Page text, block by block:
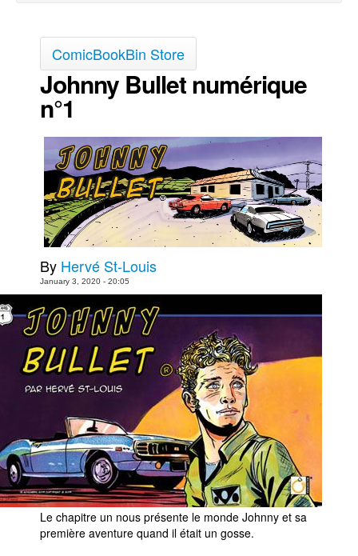
ComicBookBin Store
Johnny Bullet numérique
n°1
By Hervé St-Louis
January 3, 2020 - 20:05
Le chapitre un nous présente le monde Johnny et sa
première aventure quand il était un gosse.